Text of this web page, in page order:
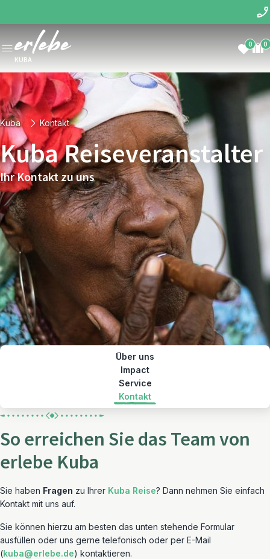
KUBA
0 0
Kuba Kontakt
Kuba Reiseveranstalter
Ihr Kontakt zu uns
Über uns
Impact
Service
Kontakt
So erreichen Sie das Team von
erlebe Kuba
Sie haben Fragen zu Ihrer Kuba Reise? Dann nehmen Sie einfach
Kontakt mit uns auf.
Sie können hierzu am besten das unten stehende Formular
ausfüllen oder uns gerne telefonisch oder per E-Mail
(kuba@erlebe.de) kontaktieren.